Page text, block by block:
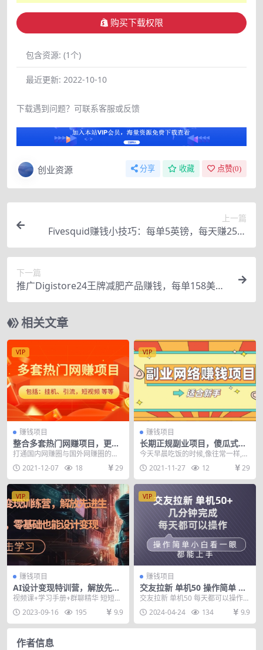
购买下载权限
包含资源: (1个)
最近更新: 2022-10-10
下载遇到问题？可联系客服或反馈
创业资源 分享 收藏 点赞(0)
上一篇
Fivesquid赚钱小技巧：每单5英镑，每天赚25英
镑，只需上传下载，方法简单
下一篇
推广Digistore24王牌减肥产品赚钱，每单158美
元，每天净赚500+美元
相关文章
VIP
赚钱项目
整合多套热门网赚项目，更新
中视频撸钱（包括：挂机、引
流，短视频 等等）
打通国内网赚圈与国外网赚圈的融
合行社群，提供高质量的互联网赚
钱项目、主要内容包括...
2021-12-07 18 29
VIP
赚钱项目
长期正规副业项目，傻瓜式操
作，日入300+
今天早晨吃饭的时候,像往常一样,我
刷了会哔哩哔哩,其中,首页的一个视
频,引起了我...
2021-11-27 12 29
VIP
赚钱项目
AI设计变现特训营，解放先进
生产力，0基础也能设计变现
视频课+学习手册+群聊精华 短短几
个月 AI已经把整个人类社会的分工
搅了个天翻...
2023-09-16 195 9.9
VIP
赚钱项目
交友拉新 单机50 操作简单 每
天都可以做 轻松上手
交友拉新 单机50 每天都可以操作
人人可以做 课程目录： 项目介绍
实操演示和...
2024-04-24 134 9.9
作者信息